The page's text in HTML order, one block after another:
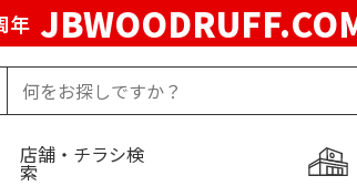
年
店舗・チラシ検
索